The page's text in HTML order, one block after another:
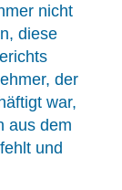
nicht
diese
der
war,
aus dem
und